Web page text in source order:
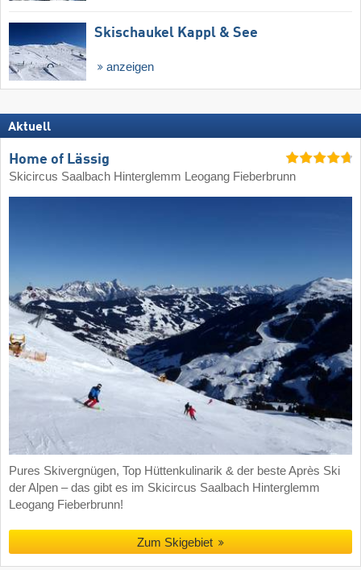
Skischaukel Kappl & See
anzeigen
Aktuell
Home of Lässig
Skicircus Saalbach Hinterglemm Leogang Fieberbrunn
Pures Skivergnügen, Top Hüttenkulinarik & der beste Après Ski
der Alpen – das gibt es im Skicircus Saalbach Hinterglemm
Leogang Fieberbrunn!
Zum Skigebiet